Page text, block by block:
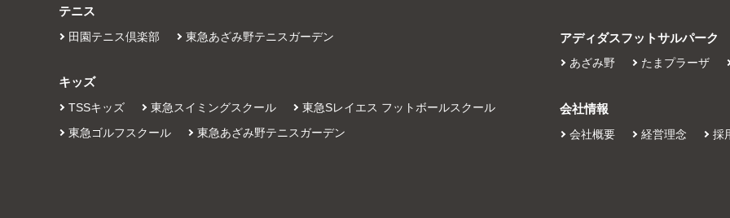
テニス
田園テニス倶楽部 東急あざみ野テニスガーデン
キッズ
TSSキッズ 東急スイミングスクール
東急Sレイエス フットボールスクール
東急ゴルフスクール
東急あざみ野テニスガーデン
アディダスフットサルパーク
あざみ野 たまプラーザ
会社情報
会社概要 経営理念 採